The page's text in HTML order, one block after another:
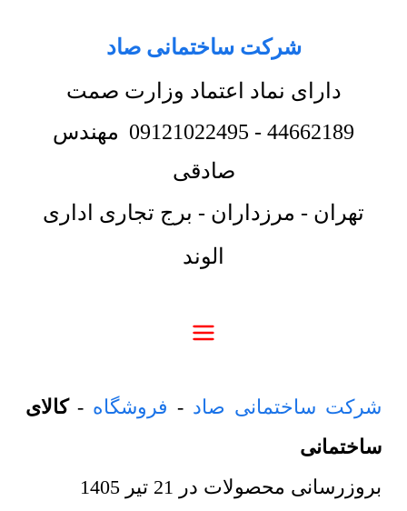
شرکت ساختمانی صاد
دارای نماد اعتماد وزارت صمت
44662189
-
09121022495 مهندس
صادقی
تهران - مرزداران - برج تجاری اداری
الوند
شرکت ساختمانی صاد - فروشگاه -کالای
ساختمانی
بروزرسانی محصولات در 21 تیر 1405